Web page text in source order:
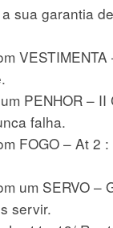
sua garantia
PENHOR –
falha.
FOGO – At 2
um SERVO –
servir.